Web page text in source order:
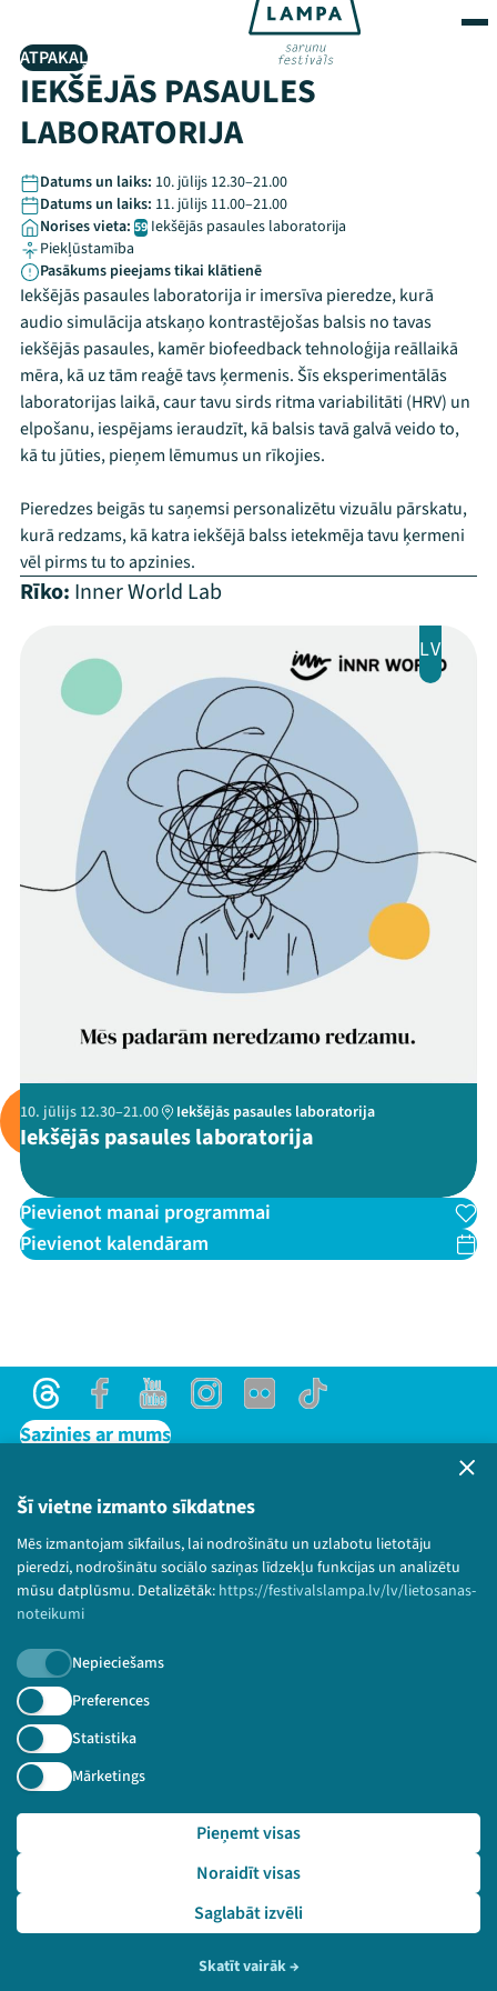
Šī vietne izmanto sīkdatnes
Mēs izmantojam sīkfailus, lai nodrošinātu un uzlabotu lietotāju
pieredzi, nodrošinātu sociālo saziņas līdzekļu funkcijas un analizētu
mūsu datplūsmu. Detalizētāk: https://festivalslampa.lv/lv/lietosanas-
noteikumi
Nepieciešams
Preferences
Statistika
Mārketings
Saglabāt izvēli
Noraidīt visas
Pieņemt visas
Skatīt vairāk→
Mana programma
Festivāls
Programma
Arhīvs
Viņi bija LAMPĀ 2026
Jaunumi
Ziedo
Veikals
Kontakti
ThreadsFacebookYoutube
X Instagram
ATPAKAĻ
IEKŠĒJĀS PASAULES
LABORATORIJA
Datums un laiks: 10. jūlijs 12.30–21.00
Datums un laiks: 11. jūlijs 11.00–21.00
Norises vieta: 59 Iekšējās pasaules laboratorija
Piekļūstamība
Pasākums pieejams tikai klātienē
Iekšējās pasaules laboratorija ir imersīva pieredze, kurā
audio simulācija atskaņo kontrastējošas balsis no tavas
iekšējās pasaules, kamēr biofeedback tehnoloģija reāllaikā
mēra, kā uz tām reaģē tavs ķermenis. Šīs eksperimentālās
laboratorijas laikā, caur tavu sirds ritma variabilitāti (HRV) un
elpošanu, iespējams ieraudzīt, kā balsis tavā galvā veido to,
kā tu jūties, pieņem lēmumus un rīkojies.
Pieredzes beigās tu saņemsi personalizētu vizuālu pārskatu,
kurā redzams, kā katra iekšējā balss ietekmēja tavu ķermeni
vēl pirms tu to apzinies.
Rīko: Inner World Lab
LV
10. jūlijs 12.30–21.00 Iekšējās pasaules laboratorija
Iekšējās pasaules laboratorija
Pievienot manai programmai
Pievienot kalendāram
ThreadsFacebookYoutubeInstagram
Flick TikTok
Sazinies ar mums
Lietošanas noteikumi un sīkdatņu politika
Bērnu aizsardzības politika
© 2026 Sarunu festivāls LAMPA Visas tiesības
paturētas.
Piesakies jaunumiem!
Nepalaid garām aktuālāko informāciju!
Pieteikties
🔗 https://festivalslampa.lv/lv/pasakums/3259